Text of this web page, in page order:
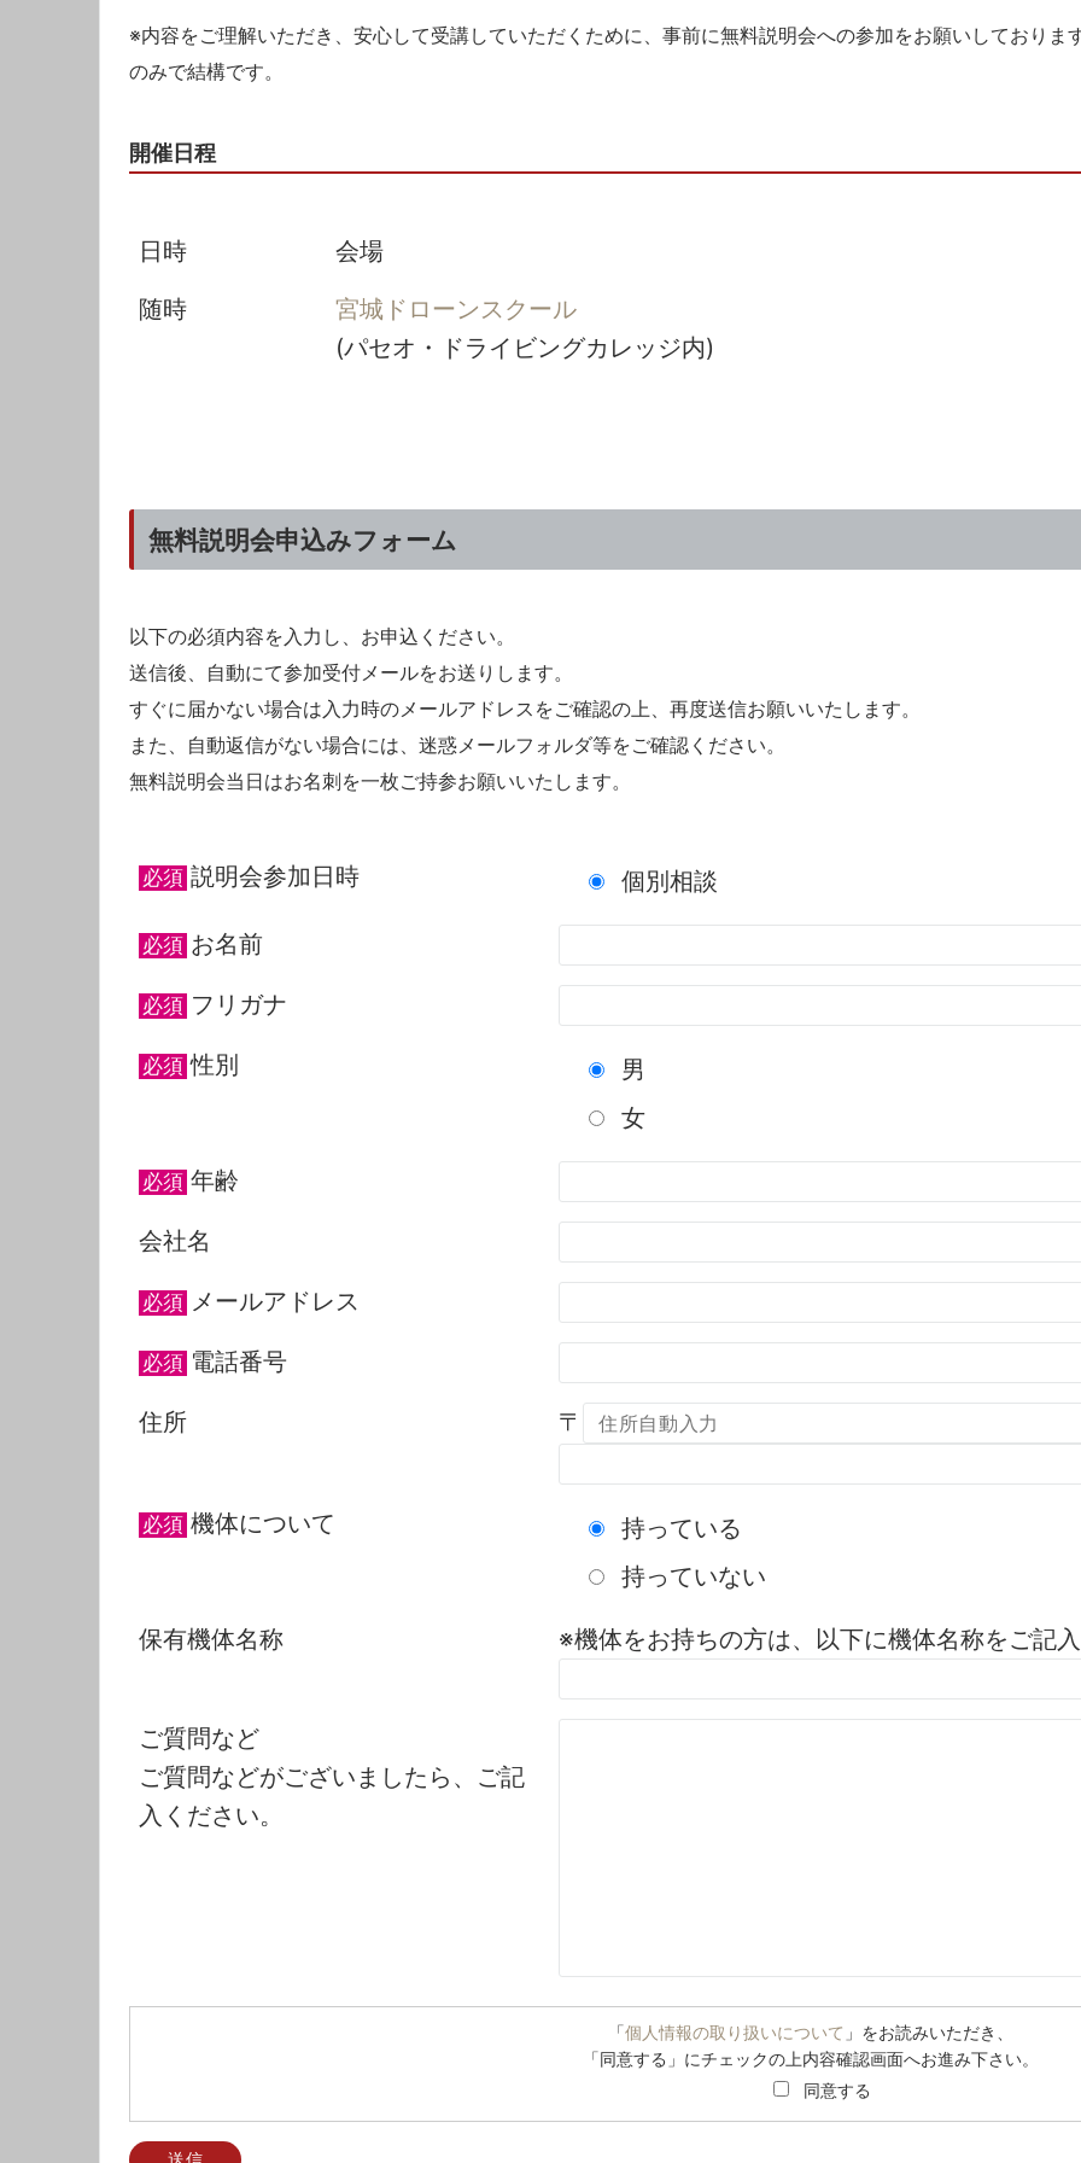
※内容をご理解いただき、安心して受講していただくために、事前に無料説明会への参加をお願いしており
のみで結構です。
開催日程
日時
会場
随時
宮城ドローンスクール
(パセオ・ドライビングカレッジ内)
無料説明会申込みフォーム
以下の必須内容を入力し、お申込ください。
送信後、自動にて参加受付メールをお送りします。
すぐに届かない場合は入力時のメールアドレスをご確認の上、再度送信お願いいたします。
また、自動返信がない場合には、迷惑メールフォルダ等をご確認ください。
無料説明会当日はお名刺を一枚ご持参お願いいたします。
必須 説明会参加日時 個別相談
必須 お名前
必須 フリガナ
必須 性別
男
女
必須 年齢
会社名
必須 メールアドレス
必須 電話番号
住所 〒
必須 機体について
持っている
持っていない
保有機体名称 ※機体をお持ちの方は、以下に機体名称をご記
ご質問など
ご質問などがございましたら、ご記
入ください。
「個人情報の取り扱いについて 」をお読みいただき、
「同意する」にチェックの上内容確認画面へお進み下さい。
同意する